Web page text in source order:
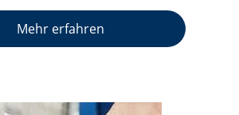
Mehr erfahren